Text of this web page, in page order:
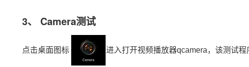
3、 Camera测试
点击桌面图标 进入打开视频播放器qcamera，该测试